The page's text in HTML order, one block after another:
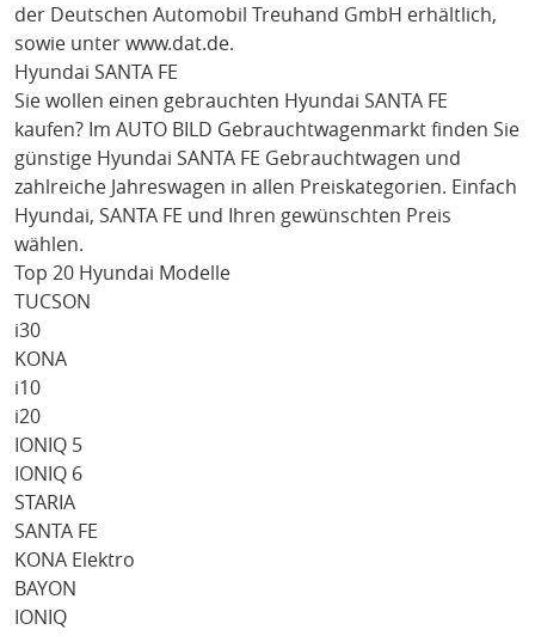
der Deutschen Automobil Treuhand GmbH erhältlich,
sowie unter www.dat.de.
Hyundai SANTA FE
Sie wollen einen gebrauchten Hyundai SANTA FE
kaufen? Im AUTO BILD Gebrauchtwagenmarkt finden Sie
günstige Hyundai SANTA FE Gebrauchtwagen und
zahlreiche Jahreswagen in allen Preiskategorien. Einfach
Hyundai, SANTA FE und Ihren gewünschten Preis
wählen.
Top 20 Hyundai Modelle
TUCSON
i30
KONA
i10
i20
IONIQ 5
IONIQ 6
STARIA
SANTA FE
KONA Elektro
BAYON
IONIQ